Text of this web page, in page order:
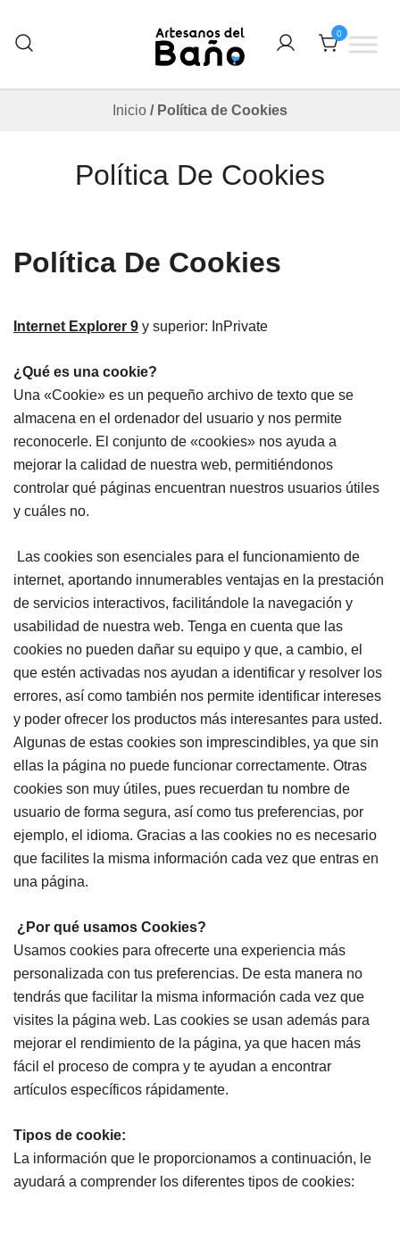
contenido
Artesanos Del Baño
0
Inicio / Política de Cookies
Política De Cookies
Política De Cookies
Internet Explorer 9 y superior: InPrivate
¿Qué es una cookie?
Una «Cookie» es un pequeño archivo de texto que se
almacena en el ordenador del usuario y nos permite
reconocerle. El conjunto de «cookies» nos ayuda a
mejorar la calidad de nuestra web, permitiéndonos
controlar qué páginas encuentran nuestros usuarios útiles
y cuáles no.
Las cookies son esenciales para el funcionamiento de
internet, aportando innumerables ventajas en la prestación
de servicios interactivos, facilitándole la navegación y
usabilidad de nuestra web. Tenga en cuenta que las
cookies no pueden dañar su equipo y que, a cambio, el
que estén activadas nos ayudan a identificar y resolver los
errores, así como también nos permite identificar intereses
y poder ofrecer los productos más interesantes para usted.
Algunas de estas cookies son imprescindibles, ya que sin
ellas la página no puede funcionar correctamente. Otras
cookies son muy útiles, pues recuerdan tu nombre de
usuario de forma segura, así como tus preferencias, por
ejemplo, el idioma. Gracias a las cookies no es necesario
que facilites la misma información cada vez que entras en
una página.
¿Por qué usamos Cookies?
Usamos cookies para ofrecerte una experiencia más
personalizada con tus preferencias. De esta manera no
tendrás que facilitar la misma información cada vez que
visites la página web. Las cookies se usan además para
mejorar el rendimiento de la página, ya que hacen más
fácil el proceso de compra y te ayudan a encontrar
artículos específicos rápidamente.
Tipos de cookie:
La información que le proporcionamos a continuación, le
ayudará a comprender los diferentes tipos de cookies: